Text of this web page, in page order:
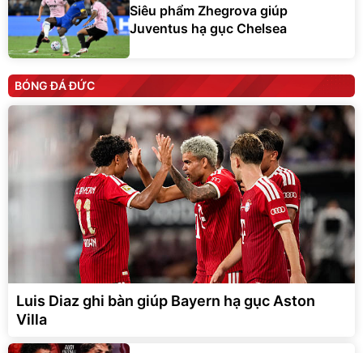
Siêu phẩm Zhegrova giúp
Juventus hạ gục Chelsea
BÓNG ĐÁ ĐỨC
Luis Diaz ghi bàn giúp Bayern hạ gục Aston
Villa